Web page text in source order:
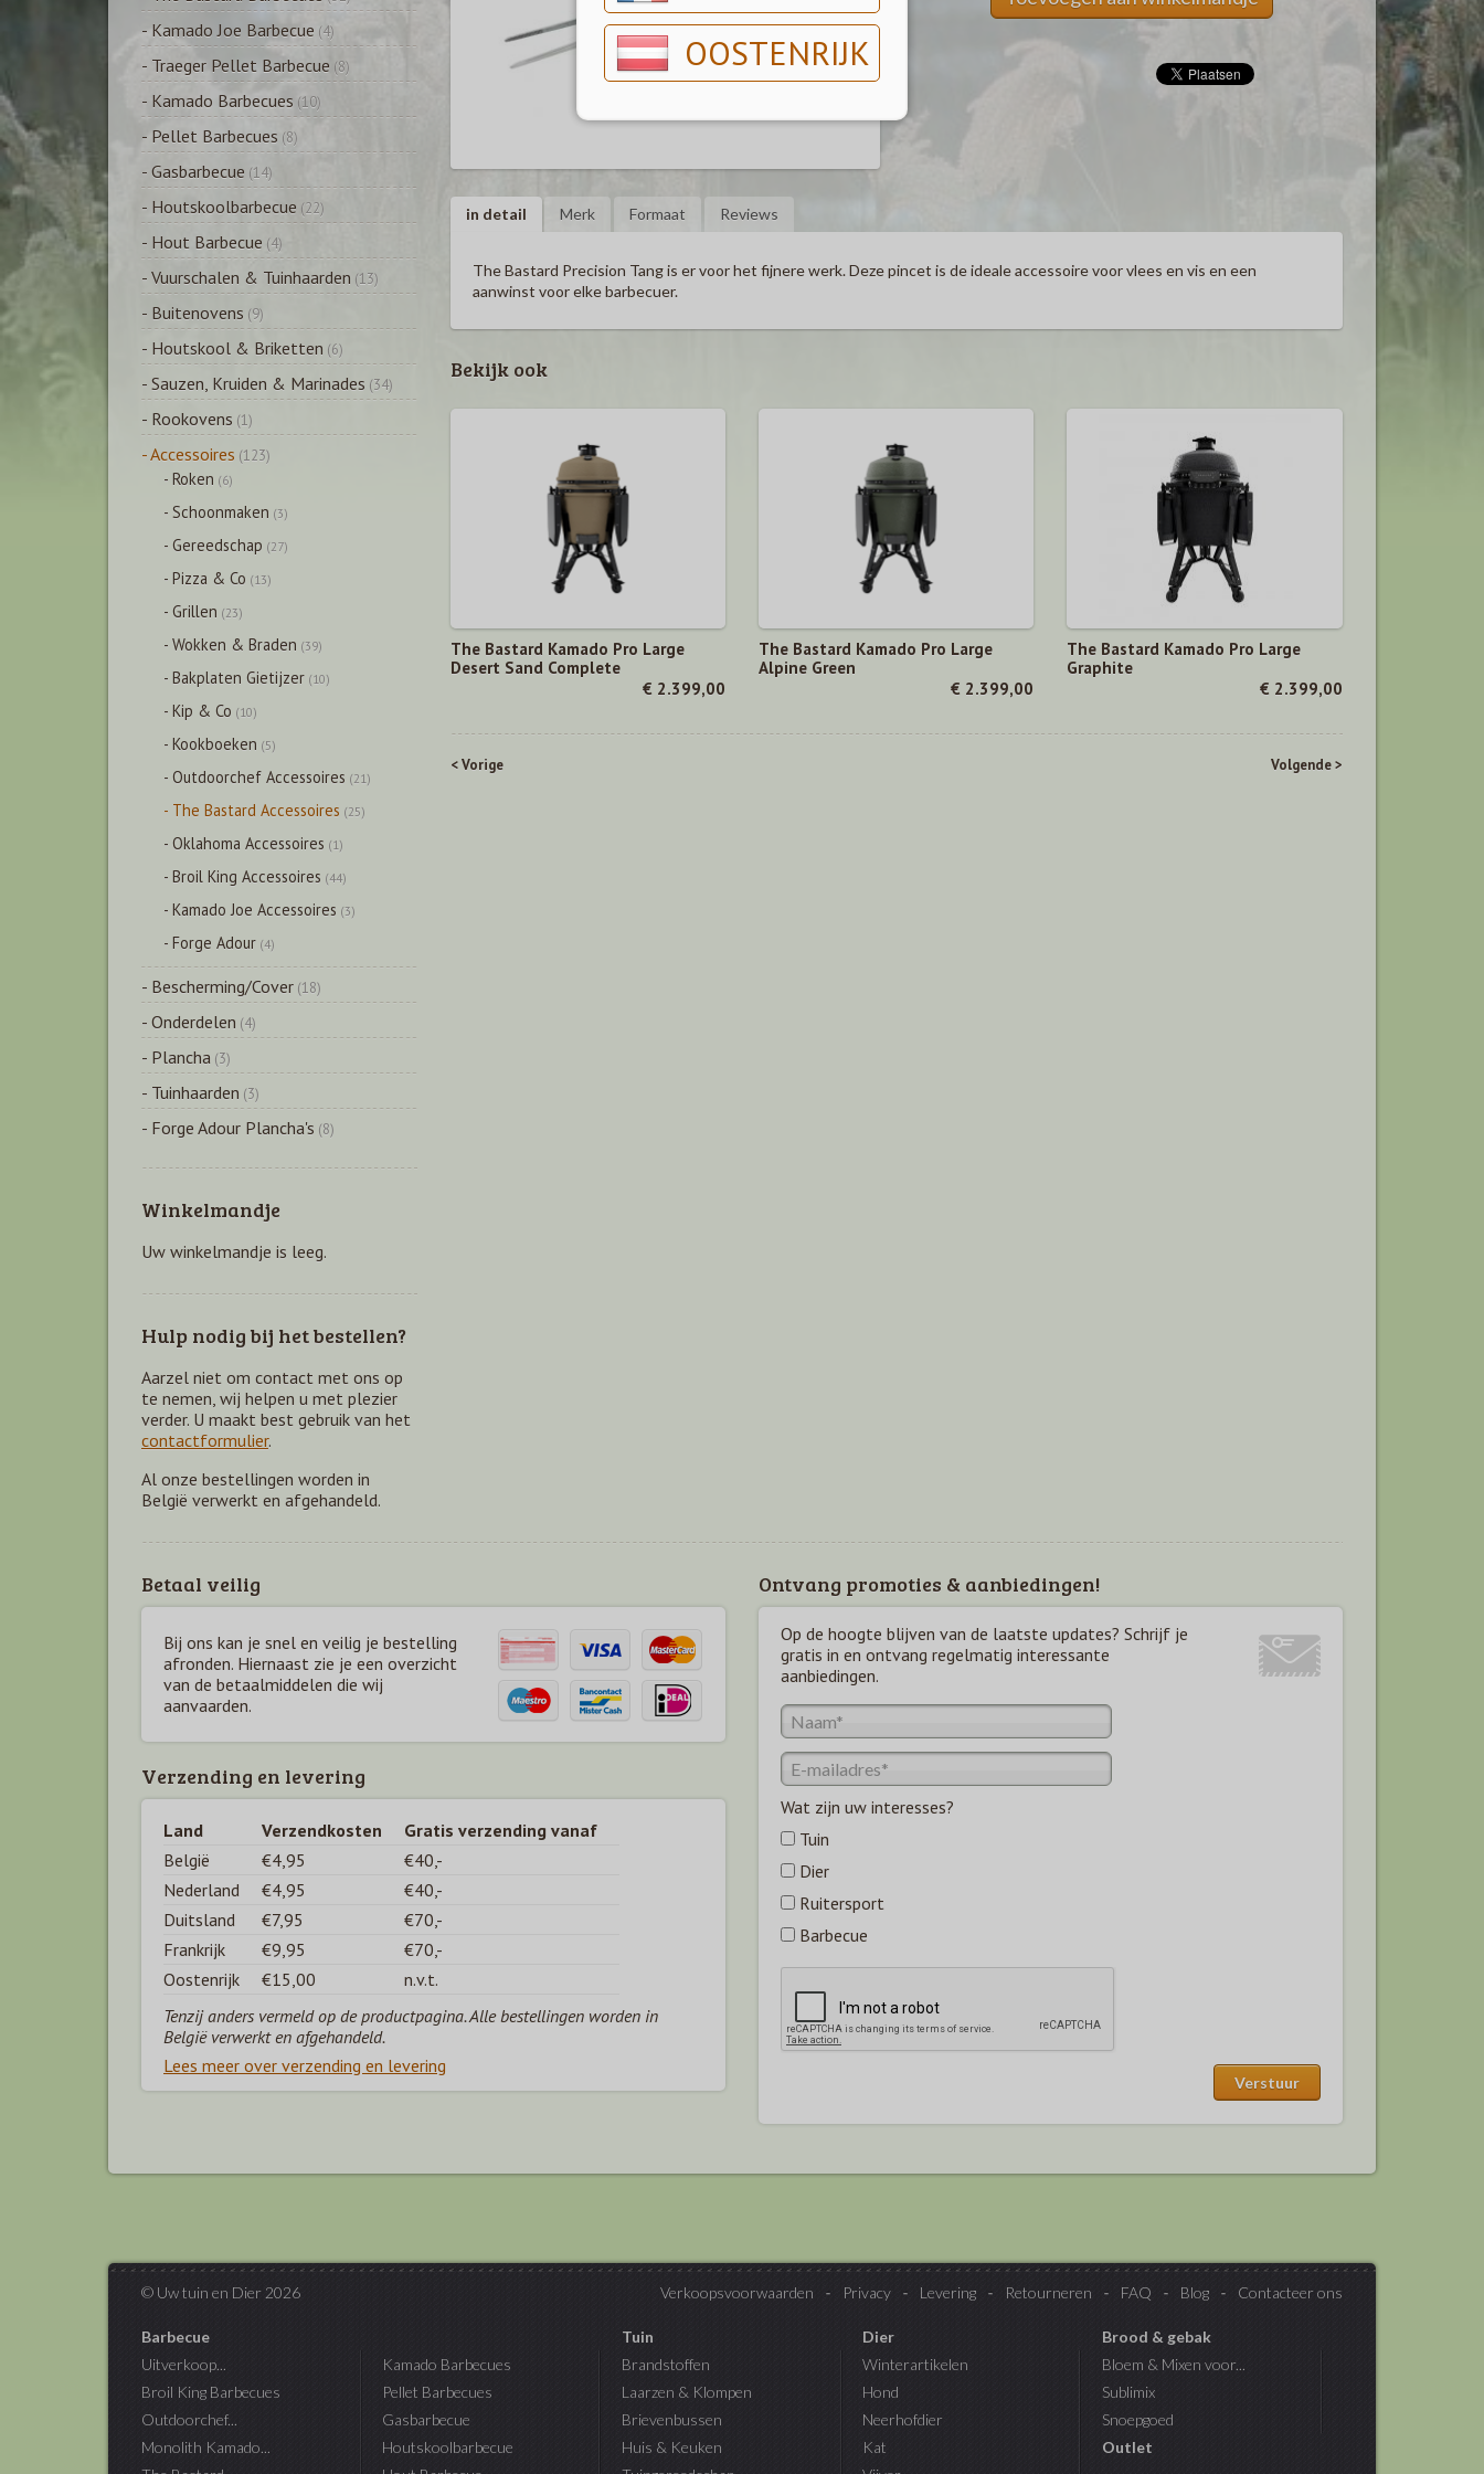
OOSTENRIJK
in detail Merk Formaat Reviews
The Bastard Precision Tang is er voor het fijnere werk. Deze pincet is de ideale accessoire voor vlees en vis en een
aanwinst voor elke barbecuer.
Bekijk ook
The Bastard Kamado Pro Large
Desert Sand Complete
€ 2.399,00
The Bastard Kamado Pro Large
Alpine Green
€ 2.399,00
The Bastard Kamado Pro Large
Graphite
€ 2.399,00
< Vorige Volgende >
- Kamado Joe Barbecue (4)
- Traeger Pellet Barbecue (8)
- Kamado Barbecues (10)
- Pellet Barbecues (8)
- Gasbarbecue (14)
- Houtskoolbarbecue (22)
- Hout Barbecue (4)
- Vuurschalen & Tuinhaarden (13)
- Buitenovens (9)
- Houtskool & Briketten (6)
- Sauzen, Kruiden & Marinades (34)
- Rookovens (1)
- Accessoires (123)
- Roken (6)
- Schoonmaken (3)
- Gereedschap (27)
- Pizza & Co (13)
- Grillen (23)
- Wokken & Braden (39)
- Bakplaten Gietijzer (10)
- Kip & Co (10)
- Kookboeken (5)
- Outdoorchef Accessoires (21)
- The Bastard Accessoires (25)
- Oklahoma Accessoires (1)
- Broil King Accessoires (44)
- Kamado Joe Accessoires (3)
- Forge Adour (4)
- Bescherming/Cover (18)
- Onderdelen (4)
- Plancha (3)
- Tuinhaarden (3)
- Forge Adour Plancha's (8)
Winkelmandje
Uw winkelmandje is leeg.
Hulp nodig bij het bestellen?
Aarzel niet om contact met ons op
te nemen, wij helpen u met plezier
verder. U maakt best gebruik van het
contactformulier.
Al onze bestellingen worden in
België verwerkt en afgehandeld.
Betaal veilig
Bij ons kan je snel en veilig je bestelling
afronden. Hiernaast zie je een overzicht
van de betaalmiddelen die wij
aanvaarden.
Ontvang promoties & aanbiedingen!
Op de hoogte blijven van de laatste updates? Schrijf je
gratis in en ontvang regelmatig interessante
aanbiedingen.
Wat zijn uw interesses?
Tuin
Dier
Ruitersport
Barbecue
Verzending en levering
Land Verzendkosten
Gratis verzending vanaf
België
€4,95
€40,-
Nederland
€4,95
€40,-
Duitsland
€7,95
€70,-
Frankrijk
€9,95
€70,-
Oostenrijk
€15,00
n.v.t.
Tenzij anders vermeld op de productpagina. Alle bestellingen worden in
België verwerkt en afgehandeld.
Lees meer over verzending en levering
© Uw tuin en Dier 2026 Verkoopsvoorwaarden Privacy Levering Retourneren FAQ Blog Contacteer ons
Barbecue
Uitverkoop...
Broil King Barbecues
Outdoorchef...
Monolith Kamado...
Kamado Barbecues
Pellet Barbecues
Gasbarbecue
Houtskoolbarbecue
Tuin
Brandstoffen
Laarzen & Klompen
Brievenbussen
Huis & Keuken
Dier
Winterartikelen
Hond
Neerhofdier
Kat
Brood & gebak
Bloem & Mixen voor...
Sublimix
Snoepgoed
Outlet